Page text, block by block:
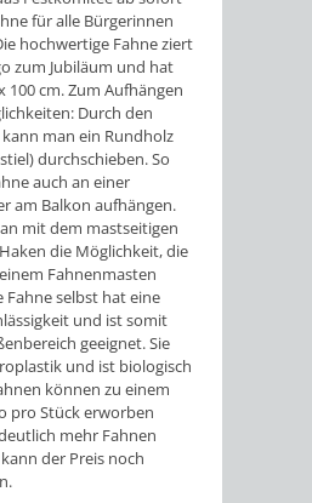
für alle Bürgerinnen
hochwertige Fahne ziert
zum Jubiläum und hat
100 cm. Zum Aufhängen
Durch den
man ein Rundholz
durchschieben. So
auch an einer
am Balkon aufhängen.
mit dem mastseitigen
die Möglichkeit, die
Fahnenmasten
Fahne selbst hat eine
und ist somit
geeignet. Sie
und ist biologisch
können zu einem
pro Stück erworben
mehr Fahnen
der Preis noch